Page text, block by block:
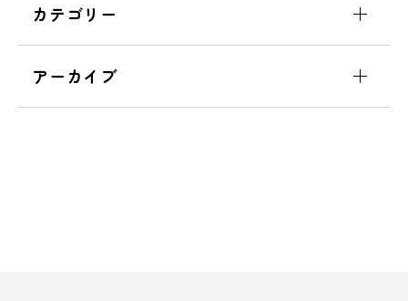
カテゴリー
アーカイブ